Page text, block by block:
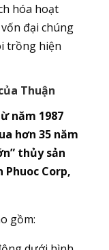
hóa hoạt
đại chúng
trồng hiện
Thuận
năm 1987
hơn 35 năm
thủy sản
Corp,
gồm: